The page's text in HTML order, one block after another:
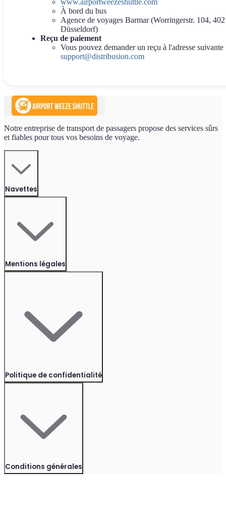
www.airportweezeshuttle.com
À bord du bus
Agence de voyages Barmar (Worringerstr. 104,
Düsseldorf)
Reçu de paiement
Vous pouvez demander un reçu à l'adresse suivante
support@distribusion.com
Notre entreprise de transport de passagers propose des services sûrs
et fiables pour tous vos besoins de voyage.
Navettes
Mentions légales
Politique de confidentialité
Conditions générales